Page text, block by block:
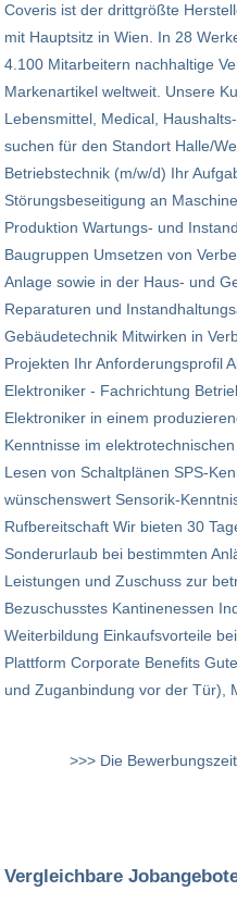
Coveris ist der drittgrößte
mit Hauptsitz in Wien. In 28
4.100 Mitarbeitern nachhaltige
Markenartikel weltweit. Unsere
Lebensmittel, Medical,
suchen für den Standort Halle/
Betriebstechnik (m/w/d) Ihr
Störungsbeseitigung an
Produktion Wartungs- und
Baugruppen Umsetzen von
Anlage sowie in der Haus- und
Reparaturen und
Gebäudetechnik Mitwirken in
Projekten Ihr Anforderungsprofil
Elektroniker - Fachrichtung
Elektroniker in einem
Kenntnisse im
Lesen von Schaltplänen SPS-
wünschenswert Sensorik-
Rufbereitschaft Wir bieten 30
Sonderurlaub bei bestimmten
Leistungen und Zuschuss zur
Bezuschusstes Kantinenessen
Weiterbildung Einkaufsvorteile
Plattform Corporate Benefits
und Zuganbindung vor der Tür),
>>> Die
Vergleichbare